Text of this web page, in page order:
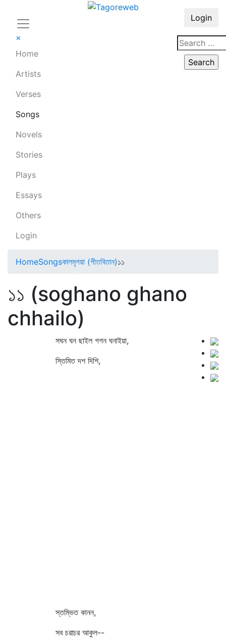
×
Home
Artists
Verses
Songs
Novels
Stories
Plays
Essays
Others
Login
Login
HomeSongsকালমৃগয়া (গীতবিতান)১১
১১ (soghano ghano
chhailo)
সঘন ঘন ছাইল গগন ঘনাইয়া,
স্তিমিত দশ দিশি,
স্তম্ভিত কানন,
সব চরাচর আকুল--